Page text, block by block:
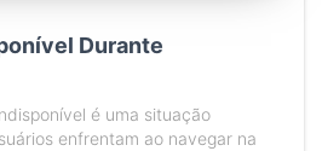
Durante
é uma situação
enfrentam ao navegar na